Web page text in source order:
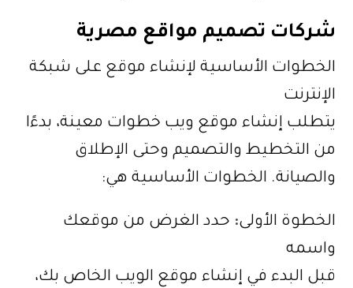
شركات تصميم مواقع مصرية
الخطوات الأساسية لإنشاء موقع على شبكة
الإنترنت
يتطلب إنشاء موقع ويب خطوات معينة، بدءًا
من التخطيط والتصميم وحتى الإطلاق
والصيانة. الخطوات الأساسية هي:
الخطوة الأولى: حدد الغرض من موقعك
واسمه
قبل البدء في إنشاء موقع الويب الخاص بك،